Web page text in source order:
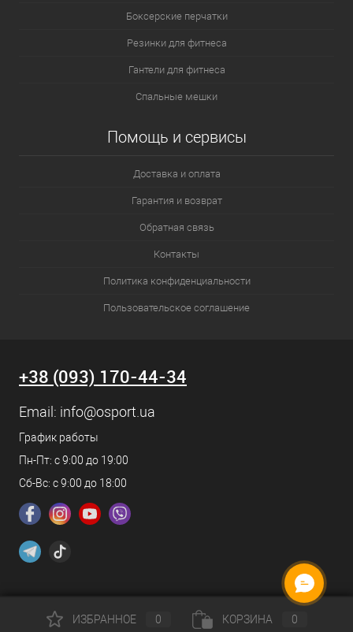
Боксерские перчатки
Резинки для фитнеса
Гантели для фитнеса
Спальные мешки
Помощь и сервисы
Доставка и оплата
Гарантия и возврат
Обратная связь
Контакты
Политика конфиденциальности
Пользовательское соглашение
+38 (093) 170-44-34
Email: info@osport.ua
График работы
Пн-Пт: с 9:00 до 19:00
Сб-Вс: с 9:00 до 18:00
ИЗБРАННОЕ 0 КОРЗИНА 0